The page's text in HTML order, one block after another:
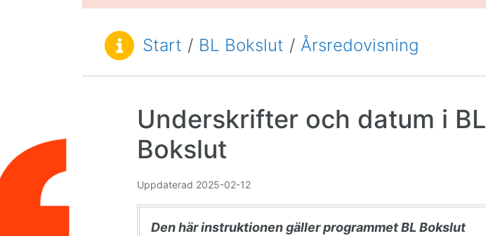
Du är här:Start / BL Bokslut / Årsredovisning
Underskrifter och datum i BL
Bokslut
Uppdaterad 2025-02-12
Den här instruktionen gäller programmet BL Bokslut